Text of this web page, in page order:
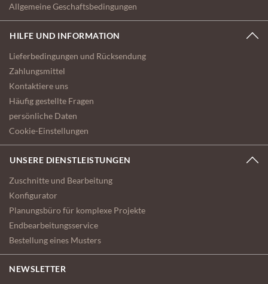
Allgemeine Geschaftsbedingungen
HILFE UND INFORMATION
Lieferbedingungen und Rücksendung
Zahlungsmittel
Kontaktiere uns
Häufig gestellte Fragen
persönliche Daten
Cookie-Einstellungen
UNSERE DIENSTLEISTUNGEN
Zuschnitte und Bearbeitung
Konfigurator
Planungsbüro für komplexe Projekte
Endbearbeitungsservice
Bestellung eines Musters
NEWSLETTER